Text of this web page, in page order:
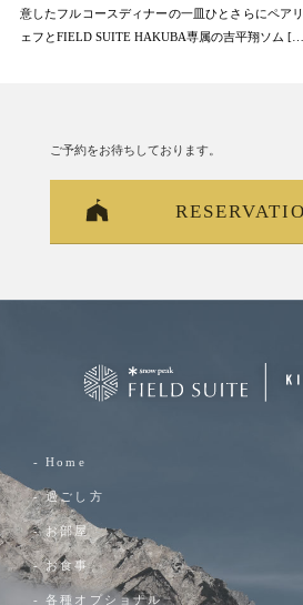
意したフルコースディナーの一皿ひとさらにペア
ェフとFIELD SUITE HAKUBA専属の吉平翔ソム
ご予約をお待ちしております。
- Home
- 過ごし方
- お部屋
- お食事
- 各種オプショナル